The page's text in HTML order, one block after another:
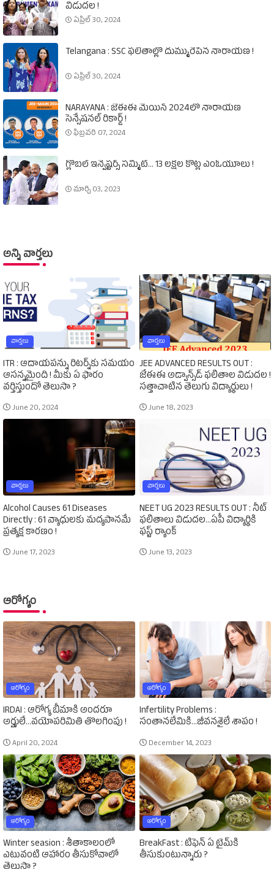
విడుదల !
ఏప్రిల్ 30, 2024
Telangana : SSC ఫలితాల్లో దుమ్మురేపిన నారాయణ !
ఏప్రిల్ 30, 2024
NARAYANA : జేఈఈ మెయిన్‌ 2024లో నారాయణ
సెన్సేషనల్‌ రికార్డ్‌ !
ఫిబ్రవరి 07, 2024
గ్లోబల్‌ ఇన్వెష్టర్స్‌ సమ్మిట్‌... 13 లక్షల కోట్ల ఎంఓయూలు !
మార్చి 03, 2023
అన్ని వార్తలు
వార్తలు
ITR : ఆదాయపన్ను రిటర్న్‌కు సమయం
ఆసన్నమైంది ! మీకు ఏ ఫారం
వర్తిస్తుందో తెలుసా ?
June 20, 2024
వార్తలు
JEE ADVANCED RESULTS OUT :
జేఈఈ అడ్వాన్స్‌డ్‌ ఫలితాల విడుదల !
సత్తాచాటిన తెలుగు విద్యార్థులు !
June 18, 2023
వార్తలు
Alcohol Causes 61 Diseases
Directly : 61 వ్యాధులకు మద్యపానమే
ప్రత్యక్ష కారణం !
June 17, 2023
వార్తలు
NEET UG 2023 RESULTS OUT : నీట్‌
ఫలితాలు విడుదల...ఏపీ విద్యార్థికి
ఫస్ట్‌ ర్యాంక్‌
June 13, 2023
ఆరోగ్యం
ఆరోగ్యం
IRDAI : ఆరోగ్య బీమాకి అందరూ
అర్హులే...వయోపరిమితి తొలగింపు !
April 20, 2024
ఆరోగ్యం
Infertility Problems :
సంతానలేమికి...జీవనశైలే శాపం !
December 14, 2023
ఆరోగ్యం
Winter seasion : శీతాకాలంలో
ఎటువంటి ఆహారం తీసుకోవాలో
ఆరోగ్యం
BreakFast : టిఫెన్‌ ఏ టైమ్‌కి
తీసుకుంటున్నారు ?